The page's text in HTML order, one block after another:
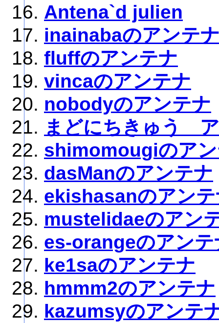
Antena`d julien
inainabaのアンテ
fluffのアンテナ
vincaのアンテナ
nobodyのアンテナ
まどにちきゅう
shimomougiのア
dasManのアンテナ
ekishasanのアン
mustelidaeのアン
es-orangeのアンテ
ke1saのアンテナ
hmmm2のアンテナ
kazumsyのアンテ